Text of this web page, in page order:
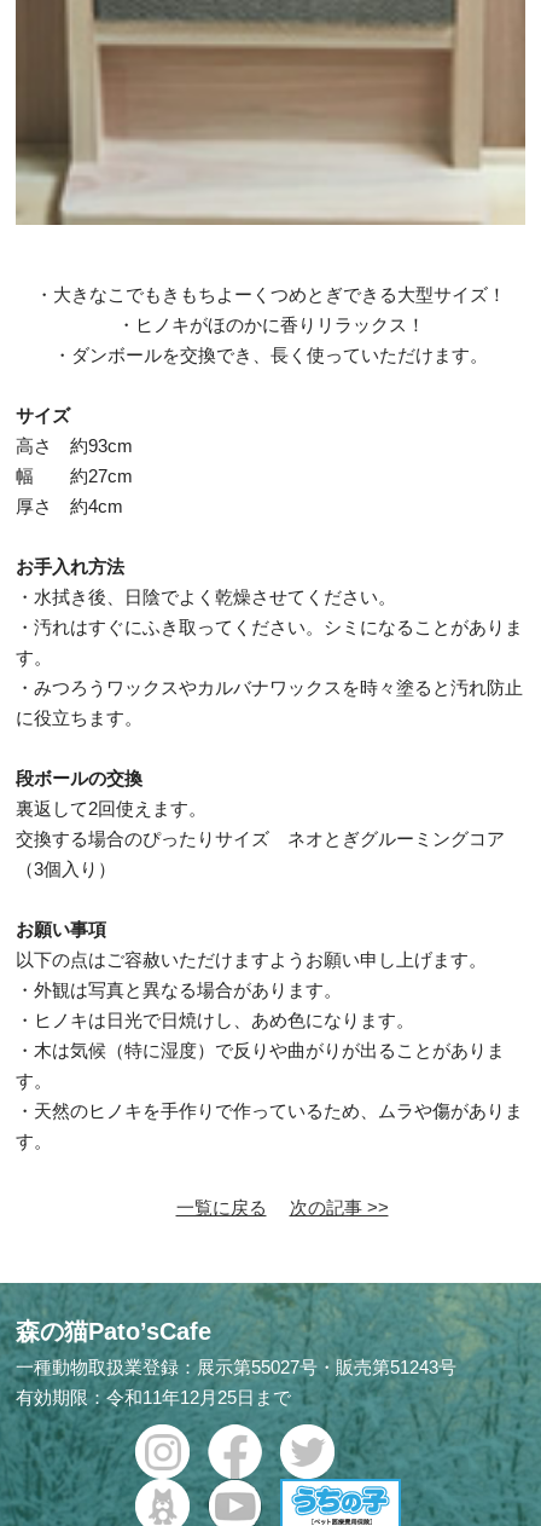
・大きなこでもきもちよーくつめとぎできる大型サイズ！
・ヒノキがほのかに香りリラックス！
・ダンボールを交換でき、長く使っていただけます。
サイズ
高さ 約93cm
幅 約27cm
厚さ 約4cm
お手入れ方法
・水拭き後、日陰でよく乾燥させてください。
・汚れはすぐにふき取ってください。シミになることがありま
す。
・みつろうワックスやカルバナワックスを時々塗ると汚れ防止
に役立ちます。
段ボールの交換
裏返して2回使えます。
交換する場合のぴったりサイズ ネオとぎグルーミングコア
（3個入り）
お願い事項
以下の点はご容赦いただけますようお願い申し上げます。
・外観は写真と異なる場合があります。
・ヒノキは日光で日焼けし、あめ色になります。
・木は気候（特に湿度）で反りや曲がりが出ることがありま
す。
・天然のヒノキを手作りで作っているため、ムラや傷がありま
す。
一覧に戻る 次の記事 >>
森の猫Pato’sCafe
一種動物取扱業登録：展示第55027号・販売第51243号
有効期限：令和11年12月25日まで